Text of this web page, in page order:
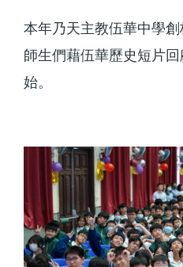
本年乃天主教伍華中學
師生們藉伍華歷史短片
始。